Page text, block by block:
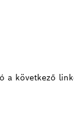
a következő